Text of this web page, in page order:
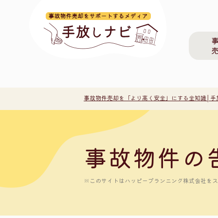
事故物件売却を「より高く安全」にする全知識│手
事故物件の
※このサイトはハッピープランニング株式会社を